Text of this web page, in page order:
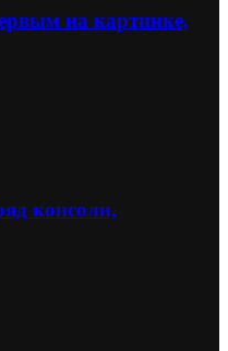
на картинке,
консоли,